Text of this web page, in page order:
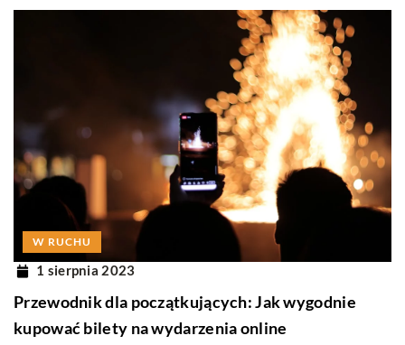
W RUCHU
1 sierpnia 2023
Przewodnik dla początkujących: Jak wygodnie
kupować bilety na wydarzenia online